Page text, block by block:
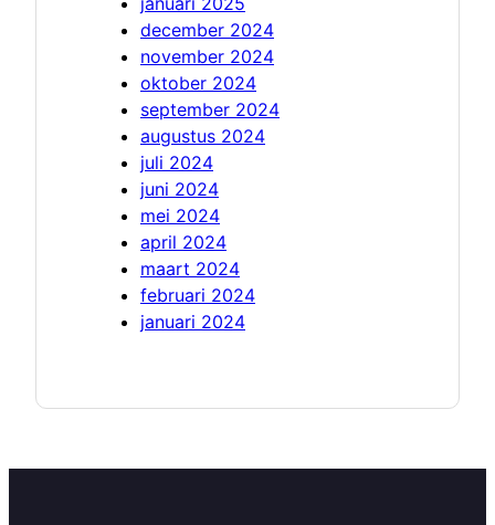
december 2024
november 2024
oktober 2024
september 2024
augustus 2024
juli 2024
juni 2024
mei 2024
april 2024
maart 2024
februari 2024
januari 2024